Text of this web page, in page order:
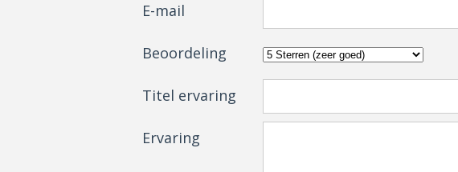
E-mail
Beoordeling
Titel ervaring
Ervaring